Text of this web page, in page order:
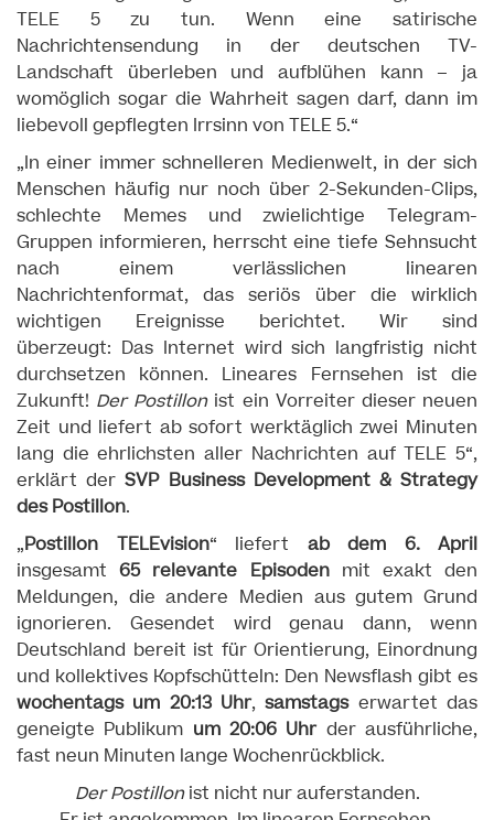
TELE 5 zu tun. Wenn eine satirische
Nachrichtensendung in der deutschen TV-
Landschaft überleben und aufblühen kann – ja
womöglich sogar die Wahrheit sagen darf, dann im
liebevoll gepflegten Irrsinn von TELE 5.“
„In einer immer schnelleren Medienwelt, in der sich
Menschen häufig nur noch über 2-Sekunden-Clips,
schlechte Memes und zwielichtige Telegram-
Gruppen informieren, herrscht eine tiefe Sehnsucht
nach einem verlässlichen linearen
Nachrichtenformat, das seriös über die wirklich
wichtigen Ereignisse berichtet. Wir sind
überzeugt: Das Internet wird sich langfristig nicht
durchsetzen können. Lineares Fernsehen ist die
Zukunft! Der Postillonist ein Vorreiter dieser neuen
Zeit und liefert ab sofort werktäglich zwei Minuten
lang die ehrlichsten aller Nachrichten auf TELE 5“,
erklärt derSVP Business Development & Strategy
des Postillon.
„Postillon TELEvision“ liefert ab dem 6. April
insgesamt65 relevante Episodenmit exakt den
Meldungen, die andere Medien aus gutem Grund
ignorieren. Gesendet wird genau dann, wenn
Deutschland bereit ist für Orientierung, Einordnung
und kollektives Kopfschütteln: Den Newsflash gibt es
wochentags um 20:13 Uhr,samstags erwartet das
geneigte Publikum um 20:06 Uhrder ausführliche,
fast neun Minuten lange Wochenrückblick.
Der Postillonist nicht nur auferstanden.